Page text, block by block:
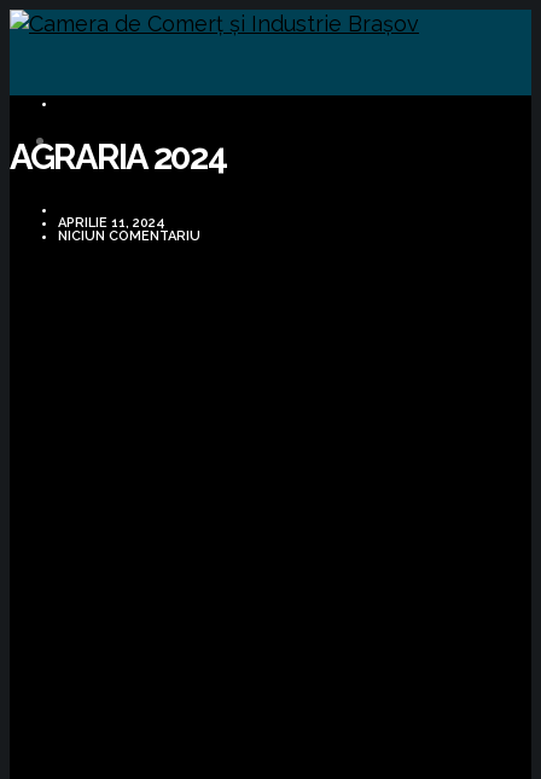
AGRARIA 2024
APRILIE 11, 2024
NICIUN COMENTARIU